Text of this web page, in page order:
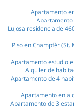
Apartamento
Apartamento
Lujosa residencia de
Piso en Champfèr (St.
Apartamento estudio
Alquiler de
Apartamento de 4
Apartamento en
Apartamento de 3